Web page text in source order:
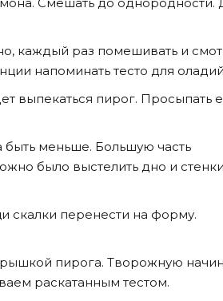
каждый раз помешивать и
напоминать тесто для
выпекаться пирог. Просыпать
быть меньше. Большую часть
было выстелить дно и стенки
скалки перенести на форму.
пирога. Творожную
раскатанным тестом.